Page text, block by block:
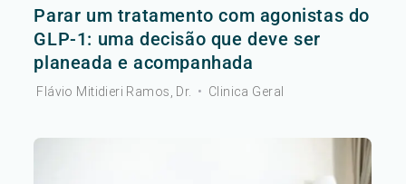
Parar um tratamento com agonistas do
GLP-1: uma decisão que deve ser
planeada e acompanhada
Flávio Mitidieri Ramos, Dr. • Clinica Geral